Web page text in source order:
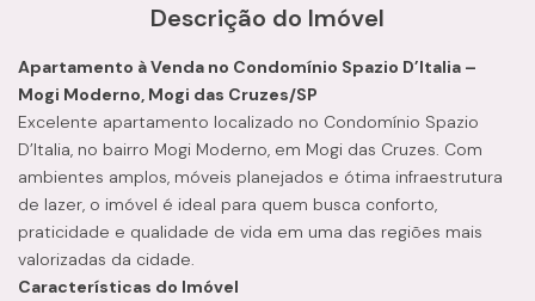
Descrição do Imóvel
Apartamento à Venda no Condomínio Spazio D’Italia –
Mogi Moderno, Mogi das Cruzes/SP
Excelente apartamento localizado no Condomínio Spazio
D’Italia, no bairro Mogi Moderno, em Mogi das Cruzes. Com
ambientes amplos, móveis planejados e ótima infraestrutura
de lazer, o imóvel é ideal para quem busca conforto,
praticidade e qualidade de vida em uma das regiões mais
valorizadas da cidade.
Características do Imóvel